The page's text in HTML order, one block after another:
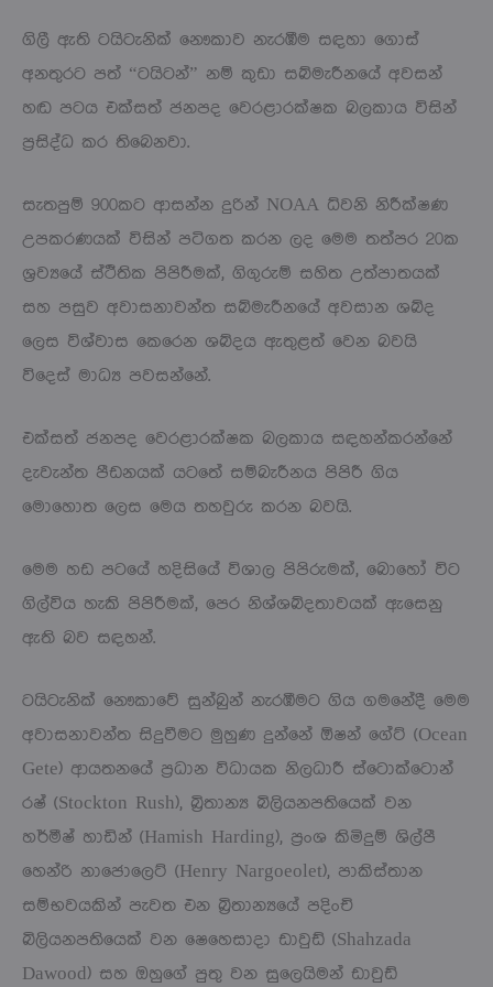
ගිලී ඇති ටයිටැනික් නෞකාව නැරඹීම සඳහා ගොස්
අනතුරට පත් “ටයිටන්” නම් කුඩා සබ්මැරීන‍යේ අවසන්
හඬ පටය එක්සත් ජනපද වෙරළාරක්ෂක බලකාය විසින්
ප්‍රසිද්ධ කර තිබෙනවා.
සැතපුම් 900කට ආසන්න දුරින් NOAA ධ්වනි නිරීක්ෂණ
උපකරණයක් විසින් පටිගත කරන ලද මෙම තත්පර 20ක
ශ්‍රව්‍යයේ ස්ථිතික පිපිරීමක්, ගිගුරුම් සහිත උත්පාතයක්
සහ පසුව අවාසනාවන්ත සබ්මැරීනයේ අවසාන ශබ්ද
ලෙස විශ්වාස කෙරෙන ශබ්දය ඇතුළත් වෙන බවයි
විදෙස් මාධ්‍ය පවසන්නේ.
එක්සත් ජනපද වෙරළාරක්ෂක බලකාය සඳහන්කරන්නේ
දැවැන්ත පීඩනයක් යටතේ සම්බැරීනය පිපිරී ගිය
මොහොත ලෙස මෙය තහවුරු කරන බවයි.
මෙම හඩ පටයේ හදිසියේ විශාල පිපිරුමක්, බොහෝ විට
ගිල්විය හැකි පිපිරීමක්, පෙර නිශ්ශබ්දතාවයක් ඇසෙනු
ඇති බව සඳහන්.
ටයිටැනික් නෞකාවේ සුන්බුන් නැරඹීමට ගිය ගමනේදී මෙම
අවාසනාවන්ත සිදුවීමට මුහුණ දුන්නේ ඕෂන් ගේට් (Ocean
Gete) ආයතනයේ ප්‍රධාන විධායක නිලධාරී ස්ටොක්ටොන්
රෂ් (Stockton Rush), බ්‍රිතාන්‍ය බිලියනපතියෙක් වන
හර්මීෂ් හාඩින් (Hamish Harding), ප්‍රංශ කිමිදුම් ශිල්පී
හෙන්රි නාජොලෙට් (Henry Nargoeolet), පාකිස්තාන
සම්භවයකින් පැවත එන බ්‍රිතාන්‍යයේ පදිංචි
බිලියනපතියෙක් වන ෂෙහෙසාදා ඩාවුඩ් (Shahzada
Dawood) සහ ඔහුගේ පුතු වන සුලෙයිමන් ඩාවුඩ්